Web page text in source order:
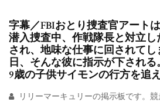
字幕／FBIおとり捜査官アート
潜入捜査中、作戦隊長と対立
され、地味な仕事に回されて
日、そんな彼に指示が下され
9歳の子供サイモンの行方を追
リリーマーキュリーの掲示板です。